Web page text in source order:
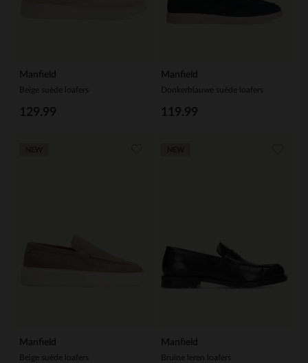
Manfield
Beige suède loafers
129.99
Manfield
Donkerblauwe suède loafers
119.99
Manfield
Beige suède loafers
Manfield
Bruine leren loafers